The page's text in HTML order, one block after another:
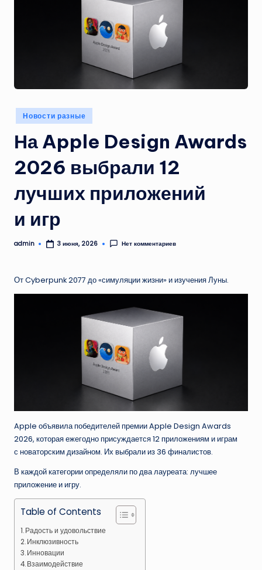
Опубликовано
в
Новости разные
На Apple Design Awards
2026 выбрали 12
лучших приложений
и игр
Запись
admin 3 июня, 2026 Нет комментариев
От Cyberpunk 2077 до «симуляции жизни» и изучения Луны.
Apple объявила победителей премии Apple Design Awards
2026, которая ежегодно присуждается 12 приложениям и играм
с новаторским дизайном. Их выбрали из 36 финалистов.
В каждой категории определяли по два лауреата: лучшее
приложение и игру.
Table of Contents
Радость и удовольствие
Инклюзивность
Инновации
Взаимодействие